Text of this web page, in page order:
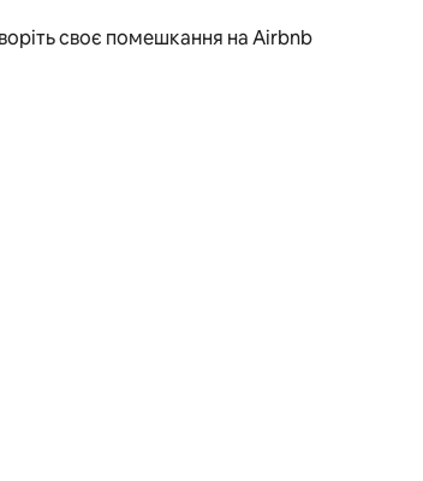
своє помешкання на Airbnb